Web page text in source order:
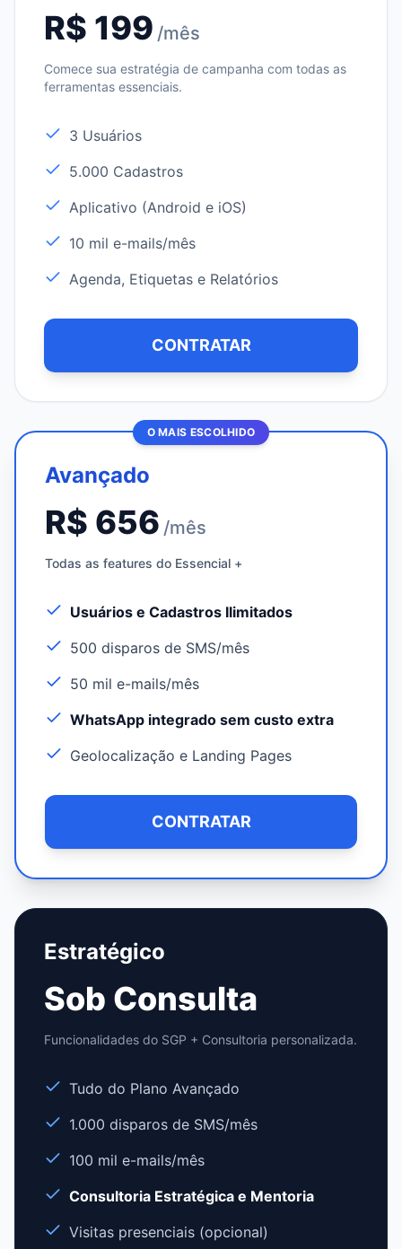
R$ 199 /mês
Comece sua estratégia de campanha com todas as
ferramentas essenciais.
3 Usuários
5.000 Cadastros
Aplicativo (Android e iOS)
10 mil e-mails/mês
Agenda, Etiquetas e Relatórios
CONTRATAR
O MAIS ESCOLHIDO
Avançado
R$ 656 /mês
Todas as features do Essencial +
Usuários e Cadastros Ilimitados
500 disparos de SMS/mês
50 mil e-mails/mês
WhatsApp integrado sem custo extra
Geolocalização e Landing Pages
CONTRATAR
Estratégico
Sob Consulta
Funcionalidades do SGP + Consultoria personalizada.
Tudo do Plano Avançado
1.000 disparos de SMS/mês
100 mil e-mails/mês
Consultoria Estratégica e Mentoria
Visitas presenciais (opcional)